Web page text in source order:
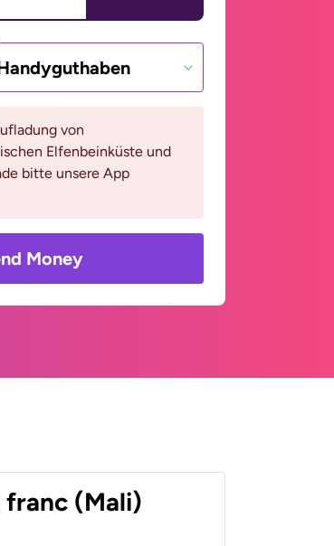
von
Elfenbeinküste und
bitte unsere App
Money
(Mali)